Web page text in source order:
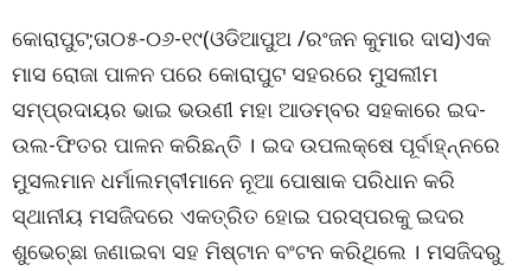
କୋରାପୁଟ;ତା୦୫-୦୬-୧୯(ଓଡିଆପୁଅ /ରଂଜନ କୁମାର ଦାସ)ଏକ
ମାସ ରୋଜା ପାଳନ ପରେ କୋରାପୁଟ ସହରରେ ମୁସଲୀମ
ସମ୍ପ୍ରଦାୟର ଭାଇ ଭଉଣୀ ମହା ଆଡମ୍ବର ସହକାରେ ଇଦ-
ଉଲ-ଫିତର ପାଳନ କରିଛନ୍ତି । ଇଦ ଉପଲକ୍ଷେ ପୂର୍ବାହ୍ନ୍ନରେ
ମୁସଲମାନ ଧର୍ମାଲମ୍ବୀମାନେ ନୂଆ ପୋଷାକ ପରିଧାନ କରି
ସ୍ଥାନୀୟ ମସଜିଦରେ ଏକତ୍ରିତ ହୋଇ ପରସ୍ପରକୁ ଇଦର
ଶୁଭେଚ୍ଛା ଜଣାଇବା ସହ ମିଷ୍ଟାନ ବଂଟନ କରିଥିଲେ । ମସଜିଦରୁ